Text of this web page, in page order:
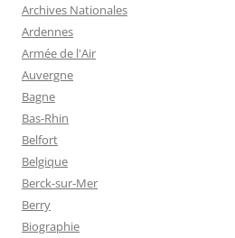
Archives Nationales
Ardennes
Armée de l'Air
Auvergne
Bagne
Bas-Rhin
Belfort
Belgique
Berck-sur-Mer
Berry
Biographie